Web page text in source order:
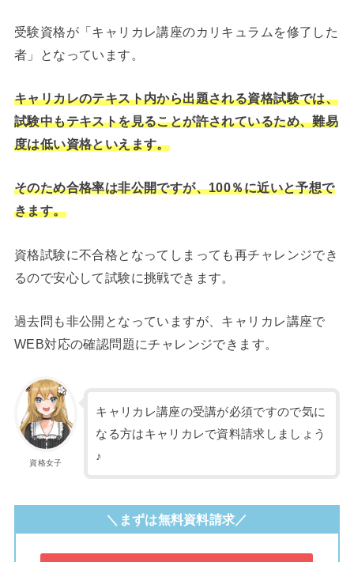
受験資格が「キャリカレ講座のカリキュラムを修了した
者」となっています。
キャリカレのテキスト内から出題される資格試験では、
試験中もテキストを見ることが許されているため、難易
度は低い資格といえます。
そのため合格率は非公開ですが、100％に近いと予想で
きます。
資格試験に不合格となってしまっても再チャレンジでき
るので安心して試験に挑戦できます。
過去問も非公開となっていますが、キャリカレ講座で
WEB対応の確認問題にチャレンジできます。
資格女子
キャリカレ講座の受講が必須ですので気に
なる方はキャリカレで資料請求しましょう
♪
＼まずは無料資料請求／